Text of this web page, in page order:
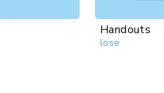
Handouts
lose